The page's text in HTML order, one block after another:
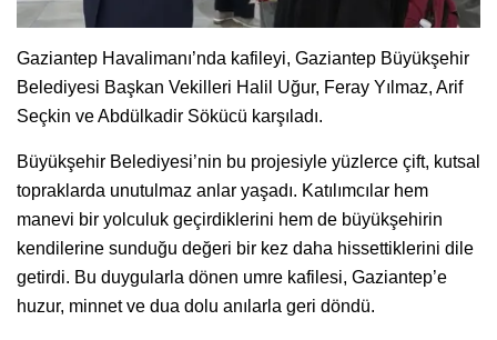
Gaziantep Havalimanı’nda kafileyi, Gaziantep Büyükşehir
Belediyesi Başkan Vekilleri Halil Uğur, Feray Yılmaz, Arif
Seçkin ve Abdülkadir Sökücü karşıladı.
Büyükşehir Belediyesi’nin bu projesiyle yüzlerce çift, kutsal
topraklarda unutulmaz anlar yaşadı. Katılımcılar hem
manevi bir yolculuk geçirdiklerini hem de büyükşehirin
kendilerine sunduğu değeri bir kez daha hissettiklerini dile
getirdi. Bu duygularla dönen umre kafilesi, Gaziantep’e
huzur, minnet ve dua dolu anılarla geri döndü.